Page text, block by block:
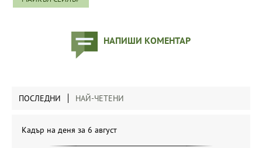
НАПИШИ КОМЕНТАР
ПОСЛЕДНИ НАЙ-ЧЕТЕНИ
Кадър на деня за 6 август